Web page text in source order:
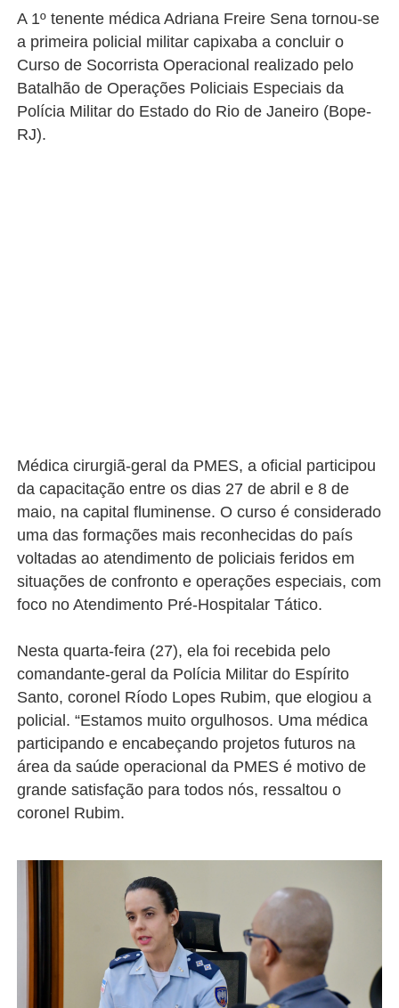
A 1º tenente médica Adriana Freire Sena tornou-se
a primeira policial militar capixaba a concluir o
Curso de Socorrista Operacional realizado pelo
Batalhão de Operações Policiais Especiais da
Polícia Militar do Estado do Rio de Janeiro (Bope-
RJ).
Médica cirurgiã-geral da PMES, a oficial participou
da capacitação entre os dias 27 de abril e 8 de
maio, na capital fluminense. O curso é considerado
uma das formações mais reconhecidas do país
voltadas ao atendimento de policiais feridos em
situações de confronto e operações especiais, com
foco no Atendimento Pré-Hospitalar Tático.
Nesta quarta-feira (27), ela foi recebida pelo
comandante-geral da Polícia Militar do Espírito
Santo, coronel Ríodo Lopes Rubim, que elogiou a
policial. “Estamos muito orgulhosos. Uma médica
participando e encabeçando projetos futuros na
área da saúde operacional da PMES é motivo de
grande satisfação para todos nós, ressaltou o
coronel Rubim.